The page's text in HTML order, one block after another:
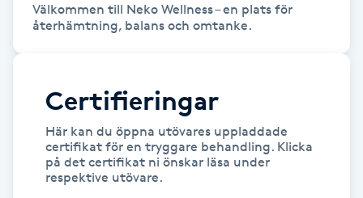
Hudvård
Hyaluronsyra
Hyperhidros
Hypnos
Hårborttagning
Välkommen till Neko Wellness – en plats för
återhämtning, balans och omtanke.
Certifieringar
Här kan du öppna utövares uppladdade
certifikat för en tryggare behandling. Klicka
på det certifikat ni önskar läsa under
respektive utövare.